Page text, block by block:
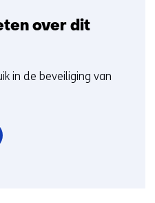
over dit
in de beveiliging van